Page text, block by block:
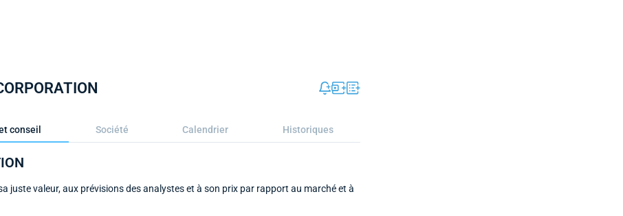
conseil Société Calendrier Historiques
juste valeur, aux prévisions des analystes et à son prix par rapport au marché et à